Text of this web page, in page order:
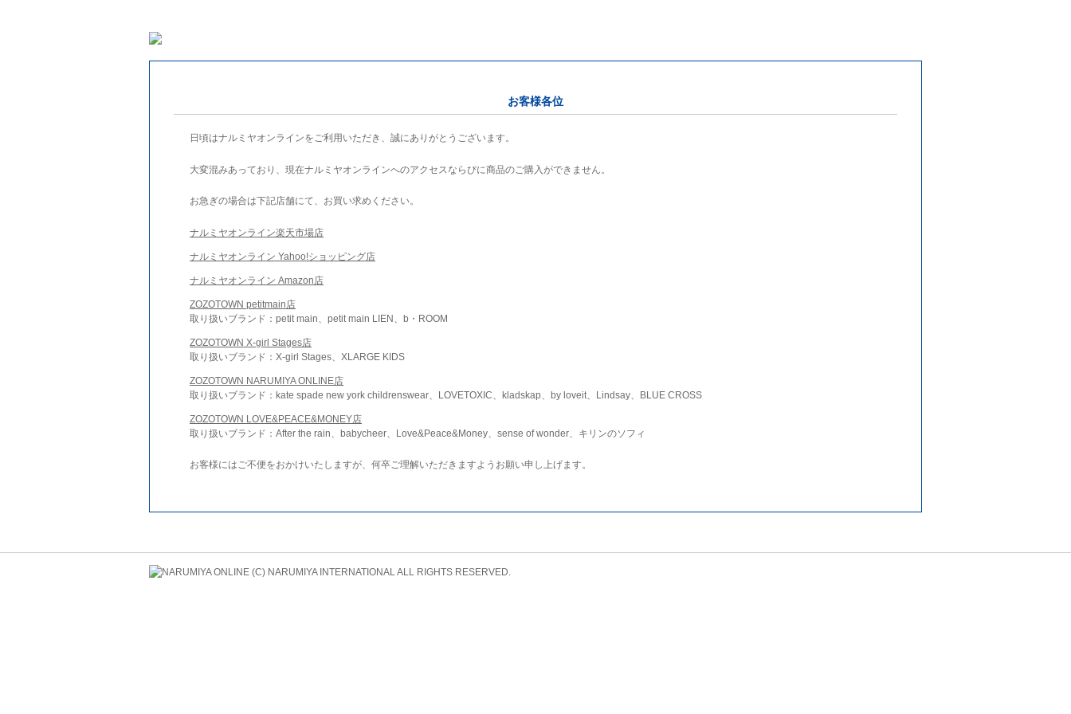
お客様各位
日頃はナルミヤオンラインをご利用いただき、誠にありがとうございます。
大変混みあっており、現在ナルミヤオンラインへのアクセスならびに商品のご購入ができません。
お急ぎの場合は下記店舗にて、お買い求めください。
ナルミヤオンライン楽天市場店
ナルミヤオンライン Yahoo!ショッピング店
ナルミヤオンライン Amazon店
ZOZOTOWN petitmain店
取り扱いブランド：petit main、petit main LIEN、b・ROOM
ZOZOTOWN X-girl Stages店
取り扱いブランド：X-girl Stages、XLARGE KIDS
ZOZOTOWN NARUMIYA ONLINE店
取り扱いブランド：kate spade new york childrenswear、LOVETOXIC、kladskap、by loveit、Lindsay、BLUE CROSS
ZOZOTOWN LOVE&PEACE&MONEY店
取り扱いブランド：After the rain、babycheer、Love&Peace&Money、sense of wonder、キリンのソフィ
お客様にはご不便をおかけいたしますが、何卒ご理解いただきますようお願い申し上げます。